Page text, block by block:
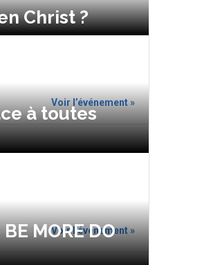
Christ ?
Voir l’événement »
à toutes
Voir l’événement »
MORE DO